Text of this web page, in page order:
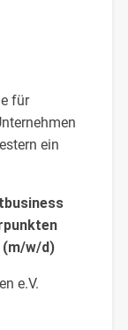
für
ein
(m/w/d)
e.V.